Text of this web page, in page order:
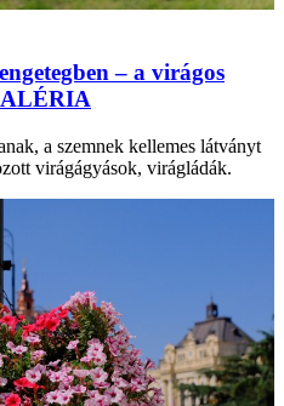
– a virágos
a szemnek kellemes látványt
virágágyások, virágládák.